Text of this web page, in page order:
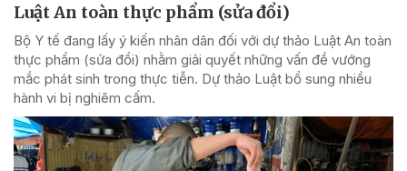
Luật An toàn thực phẩm (sửa đổi)
Bộ Y tế đang lấy ý kiến nhân dân đối với dự thảo Luật An toàn
thực phẩm (sửa đổi) nhằm giải quyết những vấn đề vướng
mắc phát sinh trong thực tiễn. Dự thảo Luật bổ sung nhiều
hành vi bị nghiêm cấm.